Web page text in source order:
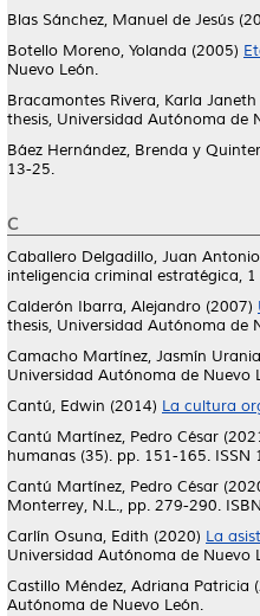
Blas Sánchez, Manuel de Jesús
Botello Moreno, Yolanda (2005)
Nuevo León.
Bracamontes Rivera, Karla Janeth
thesis, Universidad Autónoma de
Báez Hernández, Brenda y
13-25.
C
Caballero Delgadillo, Juan Antonio
inteligencia criminal estratégica,
Calderón Ibarra, Alejandro (2007)
thesis, Universidad Autónoma de
Camacho Martínez, Jasmín Urania
Universidad Autónoma de Nuevo
Cantú, Edwin (2014) La cultura
Cantú Martínez, Pedro César
humanas (35). pp. 151-165. ISSN
Cantú Martínez, Pedro César
Monterrey, N.L., pp. 279-290.
Carlín Osuna, Edith (2020) La
Universidad Autónoma de Nuevo
Castillo Méndez, Adriana Patricia
Autónoma de Nuevo León.